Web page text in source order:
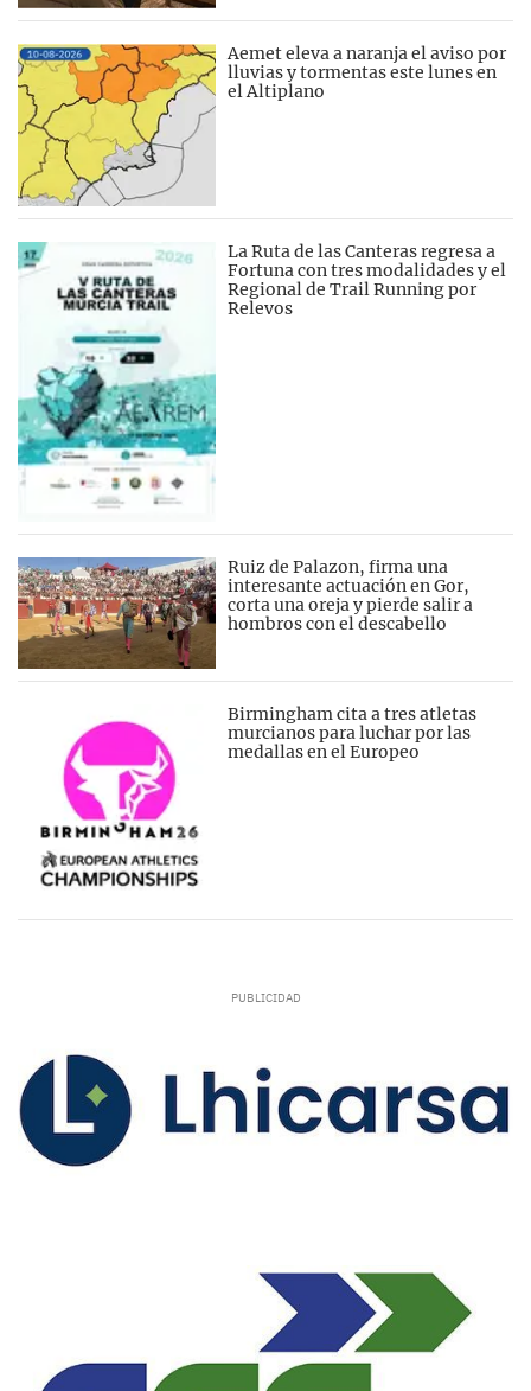
Aemet eleva a naranja el aviso por
lluvias y tormentas este lunes en
el Altiplano
La Ruta de las Canteras regresa a
Fortuna con tres modalidades y el
Regional de Trail Running por
Relevos
Ruiz de Palazon, firma una
interesante actuación en Gor,
corta una oreja y pierde salir a
hombros con el descabello
Birmingham cita a tres atletas
murcianos para luchar por las
medallas en el Europeo